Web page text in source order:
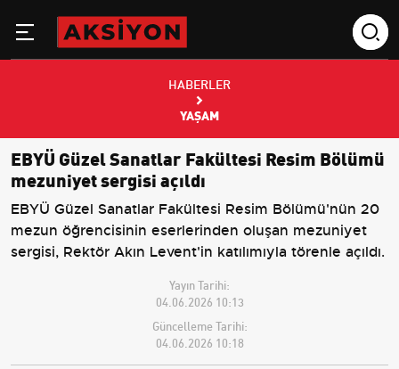
HABERLER
YAŞAM
EBYÜ Güzel Sanatlar Fakültesi Resim Bölümü
mezuniyet sergisi açıldı
EBYÜ Güzel Sanatlar Fakültesi Resim Bölümü'nün 20
mezun öğrencisinin eserlerinden oluşan mezuniyet
sergisi, Rektör Akın Levent'in katılımıyla törenle açıldı.
Yayın Tarihi:
04.06.2026 10:13
Güncelleme Tarihi:
04.06.2026 10:18